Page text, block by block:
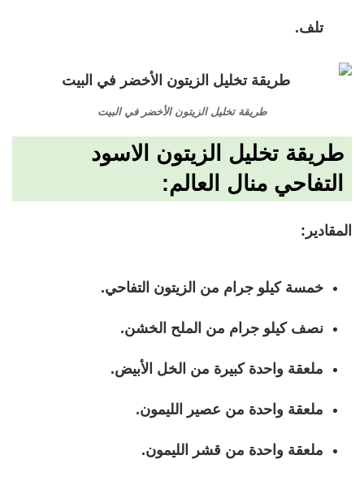
تلف.
طريقة تخليل الزيتون الأخضر في البيت
طريقة تخليل الزيتون الاسود
التفاحي منال العالم:
المقادير:
خمسة كيلو جرام من الزيتون التفاحي.
نصف كيلو جرام من الملح الخشن.
ملعقة واحدة كبيرة من الخل الأبيض.
ملعقة واحدة من عصير الليمون.
ملعقة واحدة من قشر الليمون.